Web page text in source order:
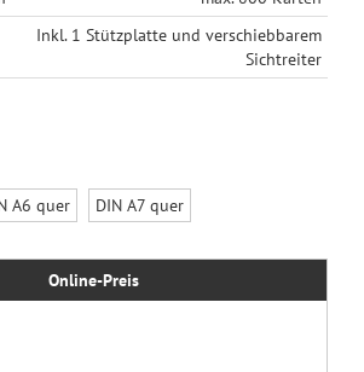
Inkl. 1 Stützplatte und verschiebbarem
Sichtreiter
A6 quer DIN A7 quer
Online-Preis